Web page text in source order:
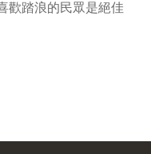
歡踏浪的民眾是絕佳